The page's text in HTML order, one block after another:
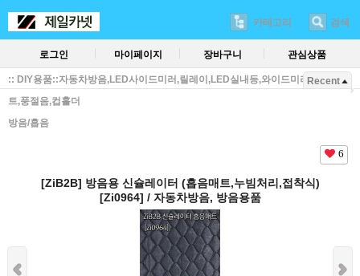
카테고리 검색
로그인 마이페이지 장바구니 관심상품
:: DIY용품::자동차방음,LED사이드미러,릴레이,LED실내등,와이드미러,방진매
트,풍절음,컵홀더
방음/흡음
Recent
6
[ZiB2B] 방음용 신슐레이터 (흡음매트,누빔처리,접착식)
[Zi0964] / 자동차방음, 방음용품